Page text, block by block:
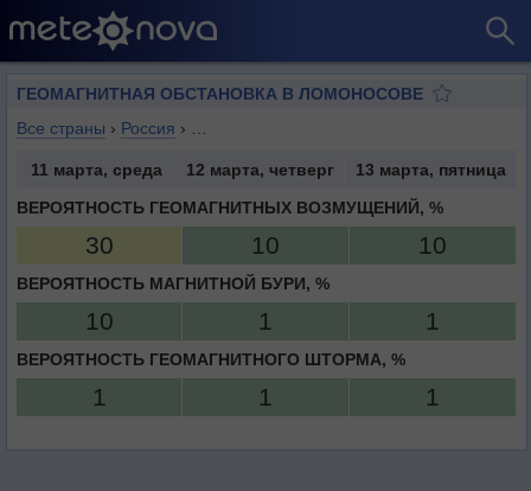
ГЕОМАГНИТНАЯ ОБСТАНОВКА В ЛОМОНОСОВЕ
Все страны › Россия ›
11 марта, среда 12 марта, четверг
13 марта, пятница
ВЕРОЯТНОСТЬ ГЕОМАГНИТНЫХ ВОЗМУЩЕНИЙ, %
30 10 10
ВЕРОЯТНОСТЬ МАГНИТНОЙ БУРИ, %
10 1 1
ВЕРОЯТНОСТЬ ГЕОМАГНИТНОГО ШТОРМА, %
1 1 1